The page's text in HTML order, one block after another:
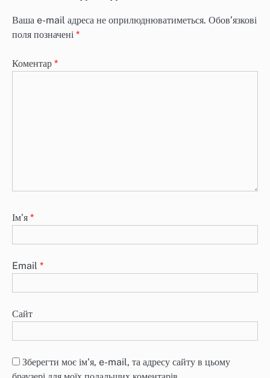
Ваша e-mail адреса не оприлюднюватиметься. Обов’язкові
поля позначені *
Коментар *
Ім'я *
Email *
Сайт
Зберегти моє ім'я, e-mail, та адресу сайту в цьому